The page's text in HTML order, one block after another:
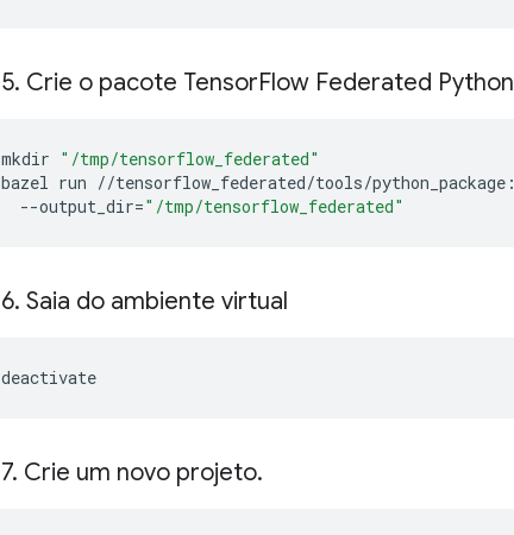
5. Crie o pacote TensorFlow Federated Python
mkdir "/tmp/tensorflow_federated"
bazel run //tensorflow_federated/tools/python_package :
--output_dir="/tmp/tensorflow_federated"
6. Saia do ambiente virtual
deactivate
7. Crie um novo projeto.